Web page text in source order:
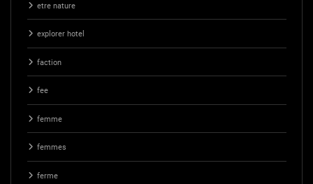
etre nature
explorer hotel
faction
fee
femme
femmes
ferme